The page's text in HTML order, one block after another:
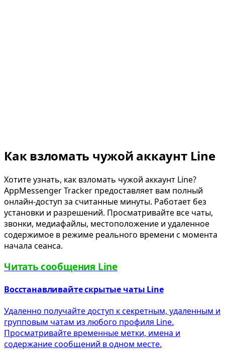
Как взломать чужой аккаунт Line
Хотите узнать, как взломать чужой аккаунт Line?
AppMessenger Tracker предоставляет вам полный
онлайн-доступ за считанные минуты. Работает без
установки и разрешений. Просматривайте все чаты,
звонки, медиафайлы, местоположение и удаленное
содержимое в режиме реального времени с момента
начала сеанса.
Читать сообщения Line
Восстанавливайте скрытые чаты Line
Удаленно получайте доступ к секретным, удаленным и
групповым чатам из любого профиля Line.
Просматривайте временные метки, имена и
содержание сообщений в одном месте.